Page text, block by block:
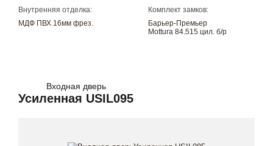
Внутренняя отделка:
МДФ ПВХ 16мм фрез.
Комплект замков:
Барьер-Премьер
Mottura 84.515 цил. б/р
Входная дверь
Усиленная USIL095